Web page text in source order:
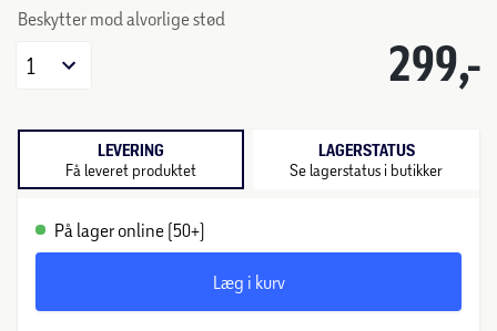
Beskytter mod alvorlige stød
299,-
1
LEVERING
Få leveret produktet
LAGERSTATUS
Se lagerstatus i butikker
På lager online (50+)
Læg i kurv